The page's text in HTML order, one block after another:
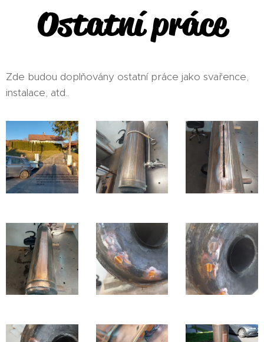
Ostatní práce
Zde budou doplňovány ostatní práce jako svařence,
instalace, atd..